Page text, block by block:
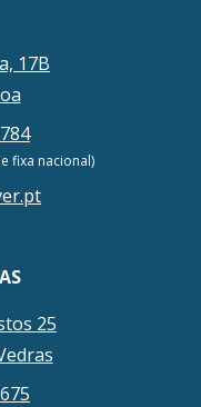
17B
fixa nacional)
25